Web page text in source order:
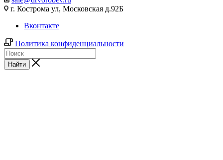
г. Кострома ул, Московская д.92Б
Вконтакте
Политика конфиденциальности
Найти